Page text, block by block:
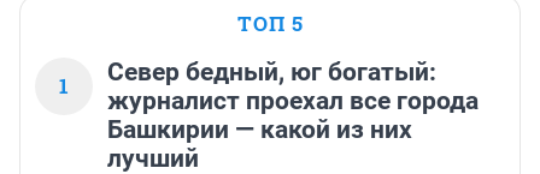
ТОП 5
1
Север бедный, юг богатый:
журналист проехал все города
Башкирии — какой из них
лучший